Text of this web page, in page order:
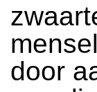
door